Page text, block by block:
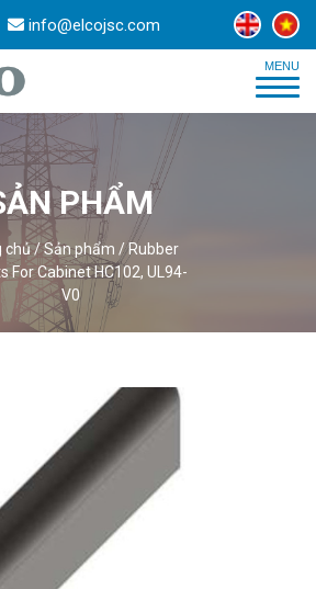
info@elcojsc.com
PHẨM
chủ/Sản phẩm /Rubber
For Cabinet HC102, UL94-
V0